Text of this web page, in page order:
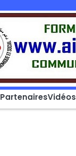
PartenairesVidéos